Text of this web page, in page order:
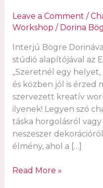
Leave a Comment /
Workshop / Dorina
Interjú Bögre
stúdió alapítójával az
,,Szeretnél egy
és közben jól is érzed
szervezett kreatív
ilyenek! Legyen szó
táska horgolásról
neszeszer
élmény, ahol a […]
Kreatív
Read More »